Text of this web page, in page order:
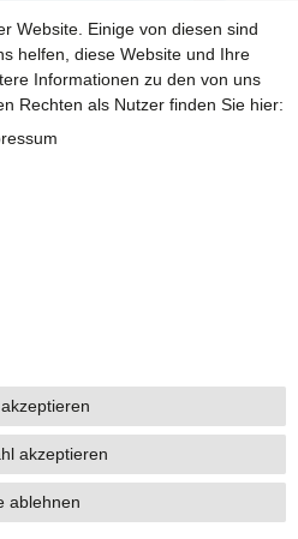
VF1 HÖHENVERSATZ 30 CM
Website. Einige von diesen sind
helfen, diese Website und Ihre
Informationen zu den von uns
Rechten als Nutzer finden Sie hier:
akzeptieren
ablehnen